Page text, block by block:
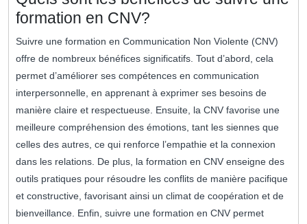
formation en CNV?
Suivre une formation en Communication Non Violente (CNV)
offre de nombreux bénéfices significatifs. Tout d’abord, cela
permet d’améliorer ses compétences en communication
interpersonnelle, en apprenant à exprimer ses besoins de
manière claire et respectueuse. Ensuite, la CNV favorise une
meilleure compréhension des émotions, tant les siennes que
celles des autres, ce qui renforce l’empathie et la connexion
dans les relations. De plus, la formation en CNV enseigne des
outils pratiques pour résoudre les conflits de manière pacifique
et constructive, favorisant ainsi un climat de coopération et de
bienveillance. Enfin, suivre une formation en CNV permet